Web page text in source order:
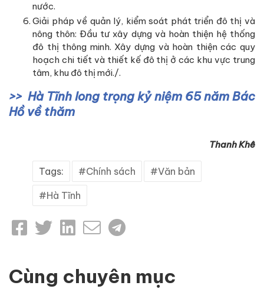
nước.
Giải pháp về quản lý, kiểm soát phát triển đô thị và
nông thôn: Đầu tư xây dựng và hoàn thiện hệ thống
đô thị thông minh. Xây dựng và hoàn thiện các quy
hoạch chi tiết và thiết kế đô thị ở các khu vực trung
tâm, khu đô thị mới./.
Hà Tĩnh long trọng kỷ niệm 65 năm Bác
Hồ về thăm
Thanh Khê
Tags: Chính sách Văn bản
Hà Tĩnh
Cùng chuyên mục